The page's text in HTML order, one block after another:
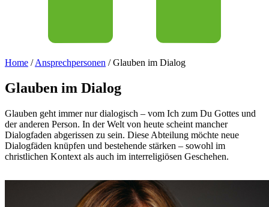
Home /Ansprechpersonen /Glauben im Dialog
Glauben im Dialog
Glauben geht immer nur dialogisch – vom Ich zum Du Gottes und
der anderen Person. In der Welt von heute scheint mancher
Dialogfaden abgerissen zu sein. Diese Abteilung möchte neue
Dialogfäden knüpfen und bestehende stärken – sowohl im
christlichen Kontext als auch im interreligiösen Geschehen.